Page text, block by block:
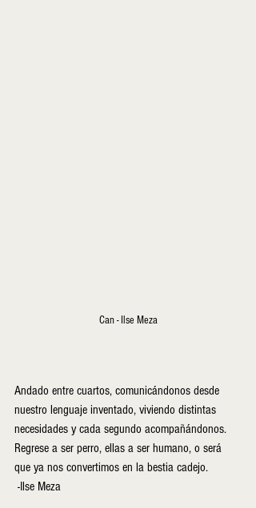
Can - Ilse Meza
Andado entre cuartos, comunicándonos desde
nuestro lenguaje inventado, viviendo distintas
necesidades y cada segundo acompañándonos.
Regrese a ser perro, ellas a ser humano, o será
que ya nos convertimos en la bestia cadejo.
-Ilse Meza